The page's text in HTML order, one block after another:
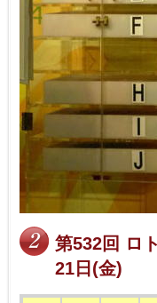
第532回 ロ
21日(金)